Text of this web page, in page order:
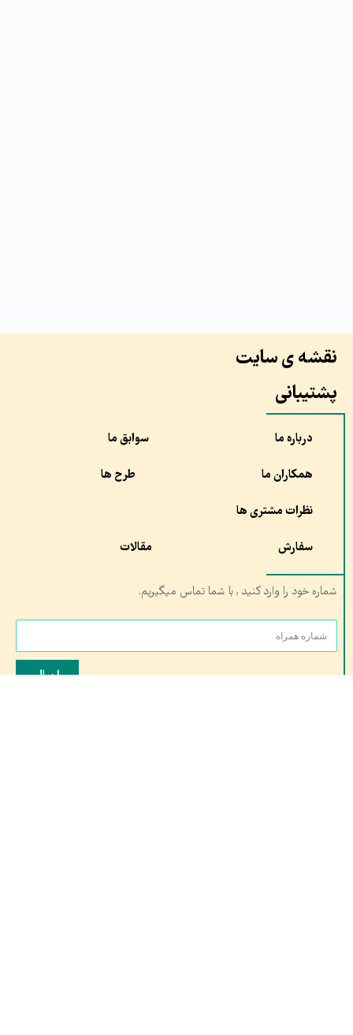
نقشه ی سایت
پشتیبانی
درباره ما سوابق ما
همکاران ما طرح ها
نظرات مشتری ها
سفارش مقالات
شماره خود را وارد کنید , با شما تماس میگیریم.
ارسال